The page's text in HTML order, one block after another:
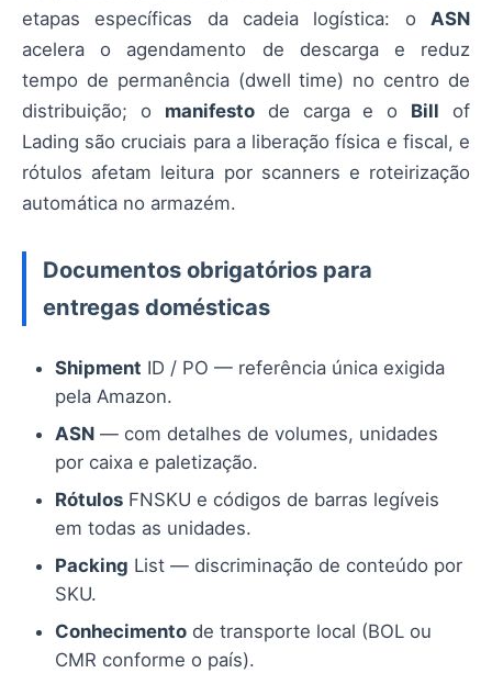
etapas específicas da cadeia logística: o ASN
acelera o agendamento de descarga e reduz
tempo de permanência (dwell time) no centro de
distribuição; o manifestode carga e o Bill of
Lading são cruciais para a liberação física e fiscal, e
rótulos afetam leitura por scanners e roteirização
automática no armazém.
Documentos obrigatórios para
entregas domésticas
Shipment ID / PO — referência única exigida
pela Amazon.
ASN — com detalhes de volumes, unidades
por caixa e paletização.
Rótulos FNSKU e códigos de barras legíveis
em todas as unidades.
Packing List — discriminação de conteúdo por
SKU.
Conhecimento de transporte local (BOL ou
CMR conforme o país).